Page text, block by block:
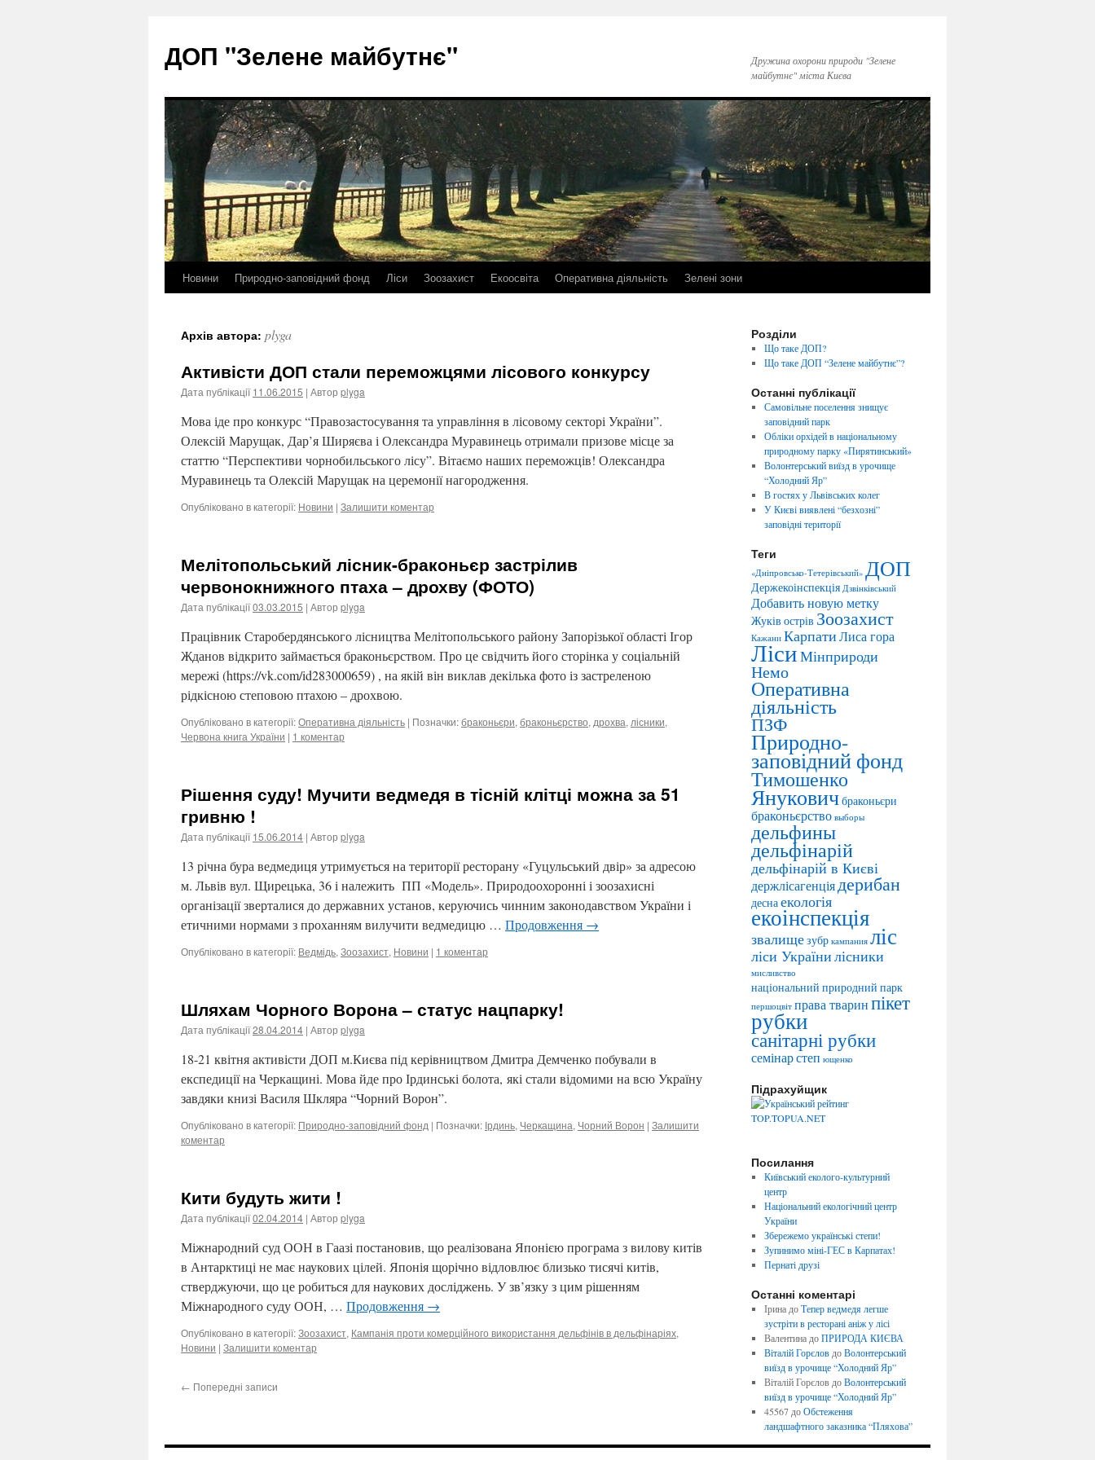
ДОП "Зелене майбутнє"
Дружина охорони природи "Зелене
майбутнє" міста Києва
Перейти
контенту
Новини Природно-заповідний фонд Ліси Зоозахист Екоосвіта Оперативна діяльність Зелені зони
Архів автора: plyga
Активісти ДОП стали переможцями лісового конкурсу
Дата публікації 11.06.2015 | Автор plyga
Мова іде про конкурс “Правозастосування та управління в лісовому секторі України”.
Олексій Марущак, Дар’я Ширяєва і Олександра Муравинець отримали призове місце за
статтю “Перспективи чорнобильського лісу”. Вітаємо наших переможців! Олександра
Муравинець та Олексій Марущак на церемонії нагородження.
Опубліковано в категорії: Новини | Залишити коментар
Мелітопольський лісник-браконьєр застрілив
червонокнижного птаха – дрохву (ФОТО)
Дата публікації03.03.2015 | Автор plyga
Працівник Старобердянського лісництва Мелітопольського району Запорізької області Ігор
Жданов відкрито займається браконьєрством. Про це свідчить його сторінка у соціальній
мережі (https://vk.com/id283000659) , на якій він виклав декілька фото із застреленою
рідкісною степовою птахою – дрохвою.
Опубліковано в категорії:Оперативна діяльність | Позначки:браконьєри, браконьєрство, дрохва, лісники,
Червона книга України | 1 коментар
Рішення суду! Мучити ведмедя в тісній клітці можна за 51
гривню !
Дата публікації 15.06.2014 | Автор plyga
13 річна бура ведмедиця утримується на території ресторану «Гуцульський двір» за адресою
м. Львів вул. Щирецька, 36 і належить ПП «Модель». Природоохоронні і зоозахисні
організації зверталися до державних установ, керуючись чинним законодавством України і
етичними нормами з проханням вилучити ведмедицю … Продовження →
Опубліковано в категорії: Ведмідь, Зоозахист, Новини | 1 коментар
Шляхам Чорного Ворона – статус нацпарку!
Дата публікації28.04.2014 | Автор plyga
18-21 квітня активісти ДОП м.Києва під керівництвом Дмитра Демченко побували в
експедиції на Черкащині. Мова йде про Ірдинські болота, які стали відомими на всю Україну
завдяки книзі Василя Шкляра “Чорний Ворон”.
Опубліковано в категорії: Природно-заповідний фонд | Позначки: Ірдинь, Черкащина, Чорний Ворон | Залишити
коментар
Кити будуть жити !
Дата публікації02.04.2014 | Автор plyga
Міжнародний суд ООН в Гаазі постановив, що реалізована Японією програма з вилову китів
в Антарктиці не має наукових цілей. Японія щорічно відловлює близько тисячі китів,
стверджуючи, що це робиться для наукових досліджень. У зв’язку з цим рішенням
Міжнародного суду ООН, … Продовження →
Опубліковано в категорії:Зоозахист, Кампанія проти комерційного використання дельфінів в дельфінаріях,
Новини | Залишити коментар
← Попередні записи
Розділи
Що таке ДОП?
Що таке ДОП “Зелене майбутнє”?
Останні публікації
Самовільне поселення знищує
заповідний парк
Обліки орхідей в національному
природному парку «Пирятинський»
Волонтерський виїзд в урочище
“Холодний Яр”
В гостях у Львівських колег
У Києві виявлені “безхозні”
заповідні території
Теги
«Дніпровсько-Тетерівський» ДОП
Держекоінспекція Дзвінківський
Добавить новую метку
Жуків острів Зоозахист
Кажани КарпатиЛиса гора
ЛісиМінприроди
Немо
Оперативна
діяльність
ПЗФ
Природно-
заповідний фонд
Тимошенко
Януковичбраконьєри
браконьєрство выборы
дельфины
дельфінарій
дельфінарій в Києві
держлісагенціядерибан
деснаекологія
екоінспекція
звалищезубр кампания ліс
ліси Українилісники
мисливство
національний природний парк
першоцвіт права тваринпікет
рубки
санітарні рубки
семінарстеп ющенко
Підрахуйщик
Посилання
Київський еколого-культурний
центр
Національний екологічний центр
України
Збережемо українські степи!
Зупинимо міні-ГЕС в Карпатах!
Пернаті друзі
Останні коментарі
ІринадоТепер ведмедя легше
зустріти в ресторані аніж у лісі
ВалентинадоПРИРОДА КИЄВА
Віталій ГорєловдоВолонтерський
виїзд в урочище “Холодний Яр”
Віталій ГорєловдоВолонтерський
виїзд в урочище “Холодний Яр”
45567доОбстеження
ландшафтного заказника “Пляхова”